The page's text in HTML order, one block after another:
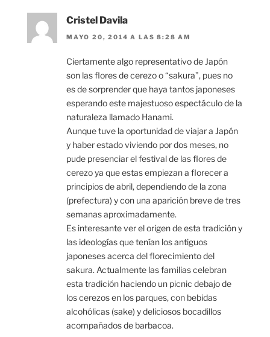
Cristel Davila
MAYO 20, 2014 A LAS 8:28 AM
Ciertamente algo representativo de Japón
son las flores de cerezo o “sakura”, pues no
es de sorprender que haya tantos japoneses
esperando este majestuoso espectáculo de la
naturaleza llamado Hanami.
Aunque tuve la oportunidad de viajar a Japón
y haber estado viviendo por dos meses, no
pude presenciar el festival de las flores de
cerezo ya que estas empiezan a florecer a
principios de abril, dependiendo de la zona
(prefectura) y con una aparición breve de tres
semanas aproximadamente.
Es interesante ver el origen de esta tradición y
las ideologías que tenían los antiguos
japoneses acerca del florecimiento del
sakura. Actualmente las familias celebran
esta tradición haciendo un picnic debajo de
los cerezos en los parques, con bebidas
alcohólicas (sake) y deliciosos bocadillos
acompañados de barbacoa.